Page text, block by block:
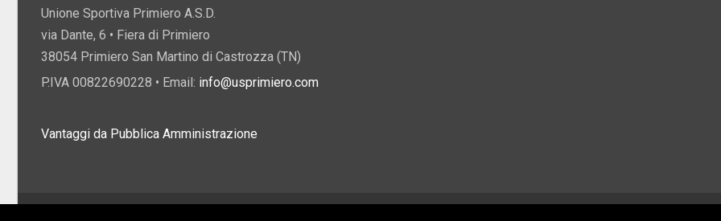
Unione Sportiva Primiero A.S.D.
via Dante, 6 • Fiera di Primiero
38054 Primiero San Martino di Castrozza (TN)
P.IVA 00822690228 • Email: info@usprimiero.com
Vantaggi da Pubblica Amministrazione